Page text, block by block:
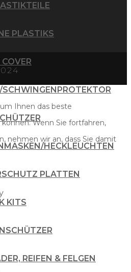
PLASTIKS
SCHWINGENPROTEKTOR
HECKLEUCHTEN
PLATTEN
KITS
REIFEN & FELGEN
Ihnen das beste
Wenn Sie fortfahren,
nehmen wir an, dass Sie damit